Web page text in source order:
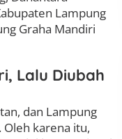
Lampung
Graha Mandiri
Lalu Diubah
dan Lampung
karena itu,